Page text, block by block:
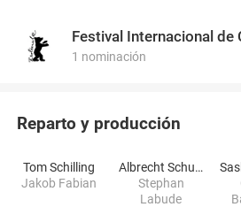
Festival Internacional de
1 nominación
Reparto y producción
Tom Schilling
Jakob Fabian
Albrecht Schuch
Stephan
Labude